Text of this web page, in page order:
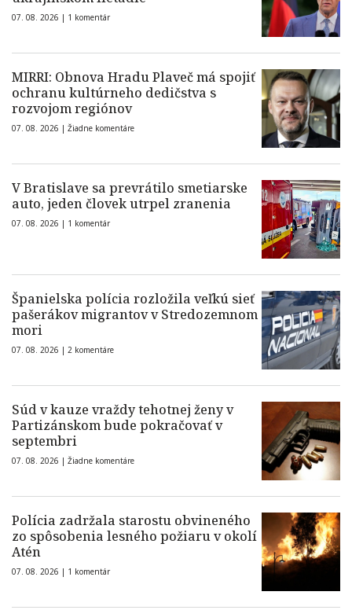
07. 08. 2026 | 1 komentár
MIRRI: Obnova Hradu Plaveč má spojiť
ochranu kultúrneho dedičstva s
rozvojom regiónov
07. 08. 2026 | Žiadne komentáre
V Bratislave sa prevrátilo smetiarske
auto, jeden človek utrpel zranenia
07. 08. 2026 | 1 komentár
Španielska polícia rozložila veľkú sieť
pašerákov migrantov v Stredozemnom
mori
07. 08. 2026 | 2 komentáre
Súd v kauze vraždy tehotnej ženy v
Partizánskom bude pokračovať v
septembri
07. 08. 2026 | Žiadne komentáre
Polícia zadržala starostu obvineného
zo spôsobenia lesného požiaru v okolí
Atén
07. 08. 2026 | 1 komentár